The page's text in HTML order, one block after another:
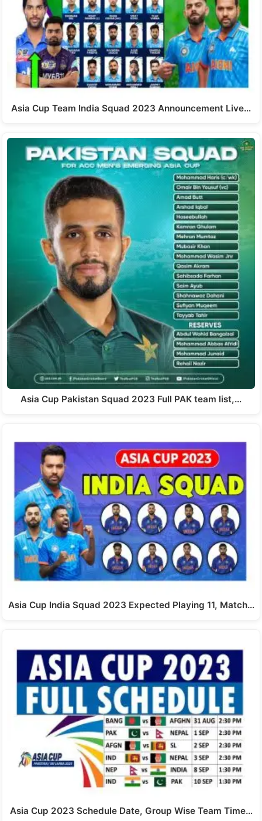
Asia Cup Team India Squad 2023 Announcement Live…
Asia Cup Pakistan Squad 2023 Full PAK team list,…
Asia Cup India Squad 2023 Expected Playing 11, Match…
Asia Cup 2023 Schedule Date, Group Wise Team Time…